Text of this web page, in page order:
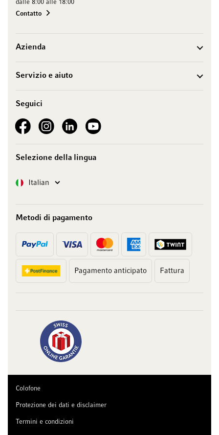
dalle 8:00 alle 18:00
Contatto
Azienda
Servizio e aiuto
Seguici
See our FacebookSee our Instagram account
See our LinkedInSee our YouTube channel
Selezione della lingua
Lingua Italian
Metodi di pagamento
Pagamento anticipato Fattura
Colofone
Protezione dei dati e disclaimer
Termini e condizioni